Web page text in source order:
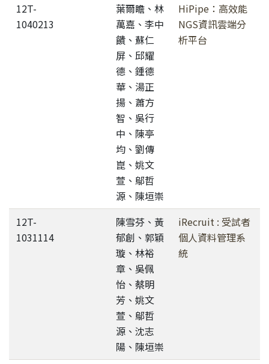
12T-
1040213
葉爾瞻、林
萬嘉、李中
饋、蘇仁
屏、邱耀
德、鍾德
華、湯正
揚、蕭方
智、吳行
中、陳亭
均、劉傳
崑、姚文
萱、鄔哲
源、陳垣崇
HiPipe：高效能
NGS資訊雲端分
析平台
12T-
1031114
陳雪芬、黃
郁創、郭穎
璇、林裕
章、吳佩
怡、蔡明
芳、姚文
萱、鄔哲
源、沈志
陽、陳垣崇
iRecruit : 受試者
個人資料管理系
統